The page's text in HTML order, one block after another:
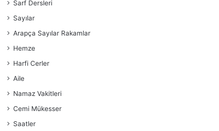
Sarf Dersleri
Sayılar
Arapça Sayılar Rakamlar
Hemze
Harfi Cerler
Aile
Namaz Vakitleri
Cemi Mükesser
Saatler